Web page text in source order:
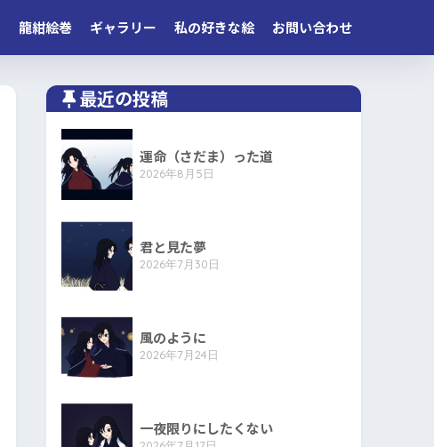
龍紺絵巻 ギャラリー 私の好きな絵 お問い合わせ
最近の投稿
運命（さだま）った道
2026年8月5日
君と見た夢
2026年7月30日
風のように
2026年7月24日
一夜限りにしたくない